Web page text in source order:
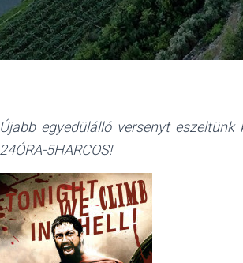
Újabb egyedülálló versenyt eszeltünk
24ÓRA-5HARCOS!